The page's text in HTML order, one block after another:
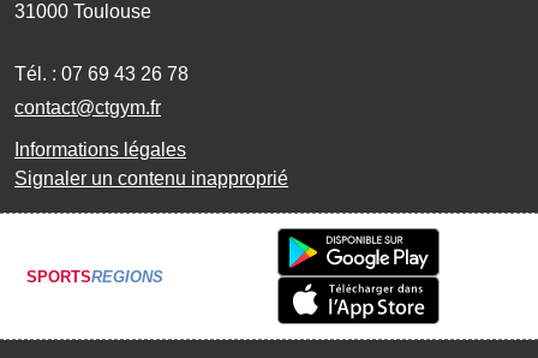
31000 Toulouse
Tél. : 07 69 43 26 78
contact@ctgym.fr
Informations légales
Signaler un contenu inapproprié
SPORTSREGIONS